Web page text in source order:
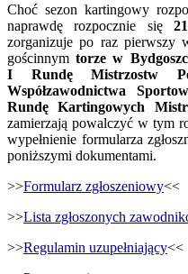
Choć sezon kartingowy
naprawdę rozpocznie się
zorganizuje po raz pierwszy
gościnnymtorze w
I Rundę Mistrzostw
Współzawodnictwa
Rundę Kartingowych
zamierzają powalczyć w tym
wypełnienie formularza
poniższymi dokumentami.
>>Formularz zgłoszeniowy<<
>>Lista zgłoszonych
>>Regulamin uzupełniający<<